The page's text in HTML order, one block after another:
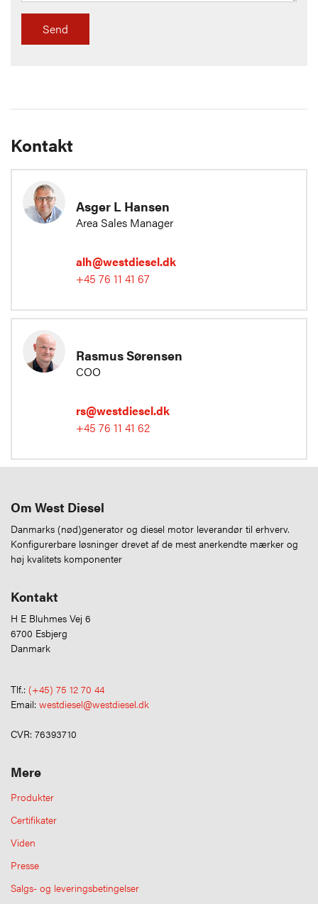
Send
Kontakt
Asger L Hansen
Area Sales Manager
alh@westdiesel.dk
+45 76 11 41 67
Rasmus Sørensen
COO
rs@westdiesel.dk
+45 76 11 41 62
Om West Diesel
Danmarks (nød)generator og diesel motor leverandør til erhverv.
Konfigurerbare løsninger drevet af de mest anerkendte mærker og
høj kvalitets komponenter
Kontakt
H E Bluhmes Vej 6
6700 Esbjerg
Danmark
Tlf.: (+45) 75 12 70 44
Email: westdiesel@westdiesel.dk
CVR: 76393710
Mere
Produkter
Certifikater
Viden
Presse
Salgs- og leveringsbetingelser